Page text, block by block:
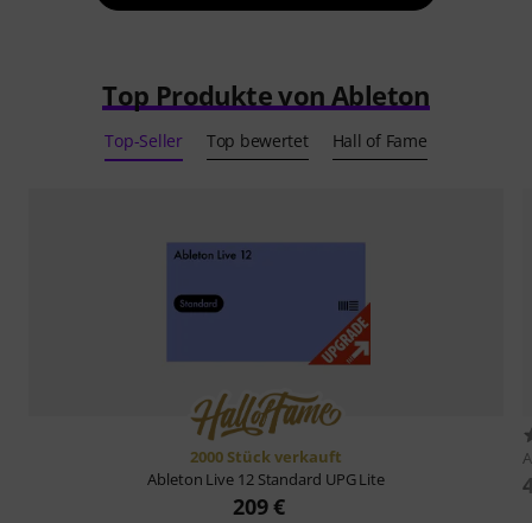
Top Produkte von Ableton
Top-Seller Top bewertet Hall of Fame
2000 Stück verkauft
Ableton Live 12 Standard UPG Lite
209 €